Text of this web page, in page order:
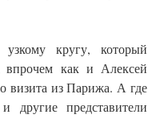
кругу, который
впрочем как и Алексей
визита из Парижа. А где
представители